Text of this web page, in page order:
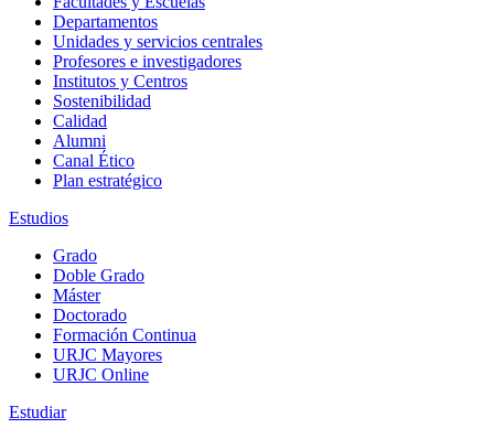
Departamentos
Unidades y servicios centrales
Profesores e investigadores
Institutos y Centros
Sostenibilidad
Calidad
Alumni
Canal Ético
Plan estratégico
Estudios
Grado
Doble Grado
Máster
Doctorado
Formación Continua
URJC Mayores
URJC Online
Estudiar